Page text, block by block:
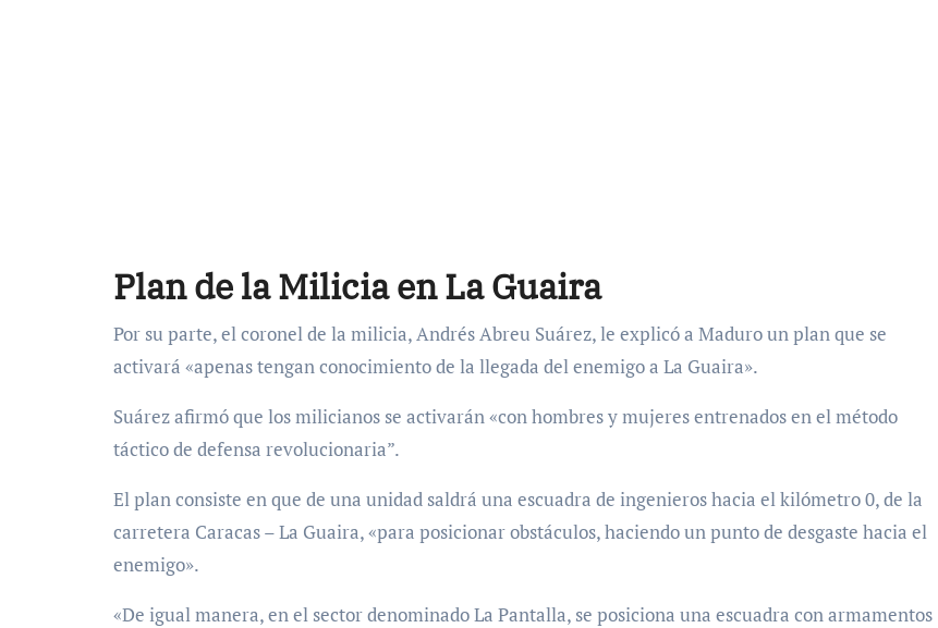
Plan de la Milicia en La Guaira
Por su parte, el coronel de la milicia, Andrés Abreu Suárez, le explicó a Maduro un plan que se
activará «apenas tengan conocimiento de la llegada del enemigo a La Guaira».
Suárez afirmó que los milicianos se activarán «con hombres y mujeres entrenados en el método
táctico de defensa revolucionaria”.
El plan consiste en que de una unidad saldrá una escuadra de ingenieros hacia el kilómetro 0, de la
carretera Caracas – La Guaira, «para posicionar obstáculos, haciendo un punto de desgaste hacia el
enemigo».
«De igual manera, en el sector denominado La Pantalla, se posiciona una escuadra con armamentos